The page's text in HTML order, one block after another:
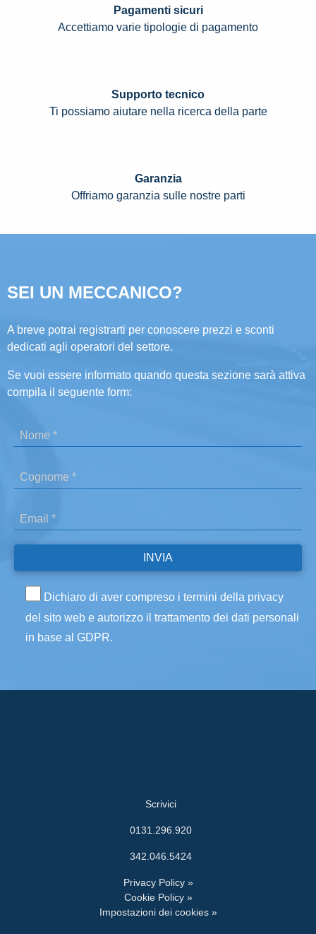
Pagamenti sicuri
Accettiamo varie tipologie di pagamento
Supporto tecnico
Ti possiamo aiutare nella ricerca della parte
Garanzia
Offriamo garanzia sulle nostre parti
SEI UN MECCANICO?
A breve potrai registrarti per conoscere prezzi e sconti
dedicati agli operatori del settore.
Se vuoi essere informato quando questa sezione sarà attiva
compila il seguente form:
Dichiaro di aver compreso i termini della privacy
del sito web e autorizzo il trattamento dei dati personali
in base al GDPR.
Scrivici
0131.296.920
342.046.5424
Privacy Policy »
Cookie Policy »
Impostazioni dei cookies »